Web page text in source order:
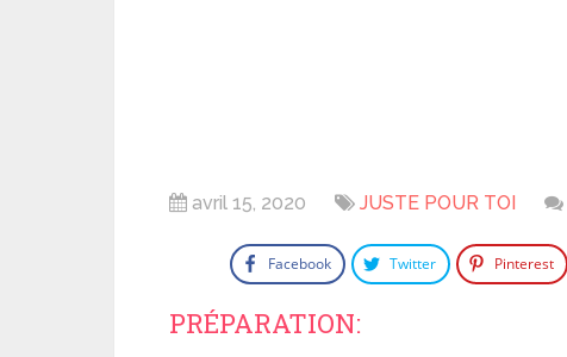
avril 15, 2020 JUSTE POUR TOI
Facebook Twitter Pinterest
PRÉPARATION: